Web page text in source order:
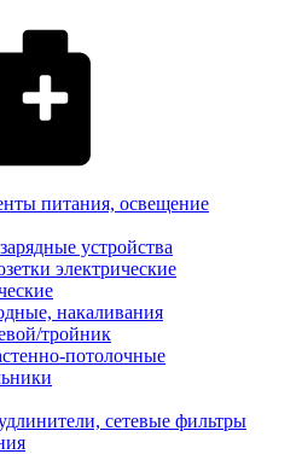
питания, освещение
устройства
электрические
накаливания
тройник
потолочные
сетевые фильтры